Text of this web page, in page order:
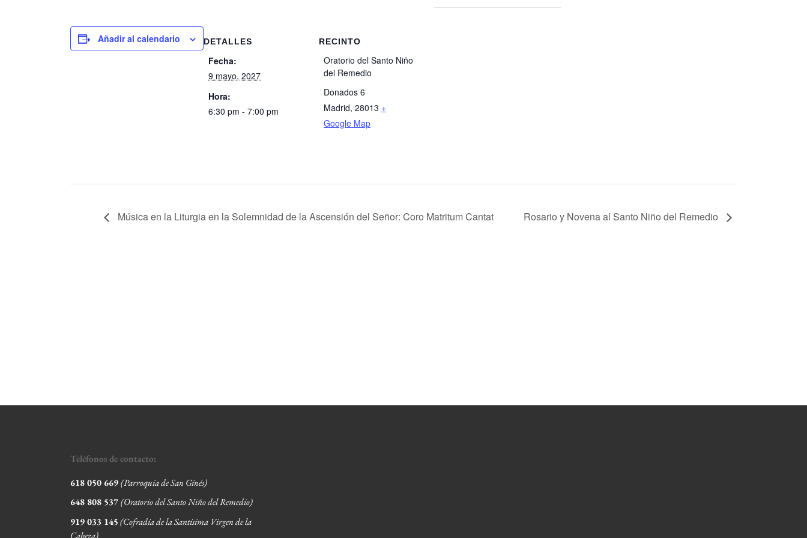
Añadir al calendario DETALLES
Fecha:
9 mayo, 2027
Hora:
6:30 pm - 7:00 pm
RECINTO
Oratorio del Santo Niño
del Remedio
Donados 6
Madrid, 28013 +
Google Map
Música en la Liturgia en la Solemnidad de la Ascensión del Señor: Coro Matritum Cantat Rosario y Novena al Santo Niño del Remedio
Teléfonos de contacto:
618 050 669 (Parroquia de San Ginés)
648 808 537 (Oratorio del Santo Niño del Remedio)
919 033 145 (Cofradía de la Santísima Virgen de la
Cabeza)